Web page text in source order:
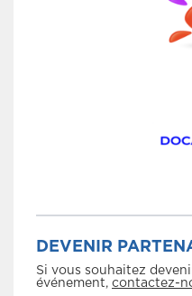
DEVENIR
Si vous souhaitez
événement, contactez-